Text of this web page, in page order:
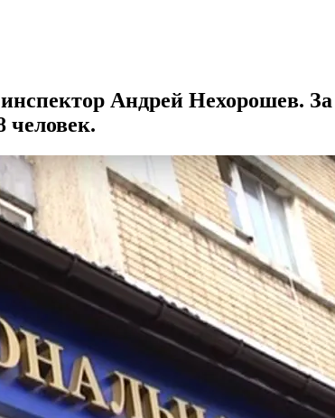
Андрей Нехорошев.
человек.